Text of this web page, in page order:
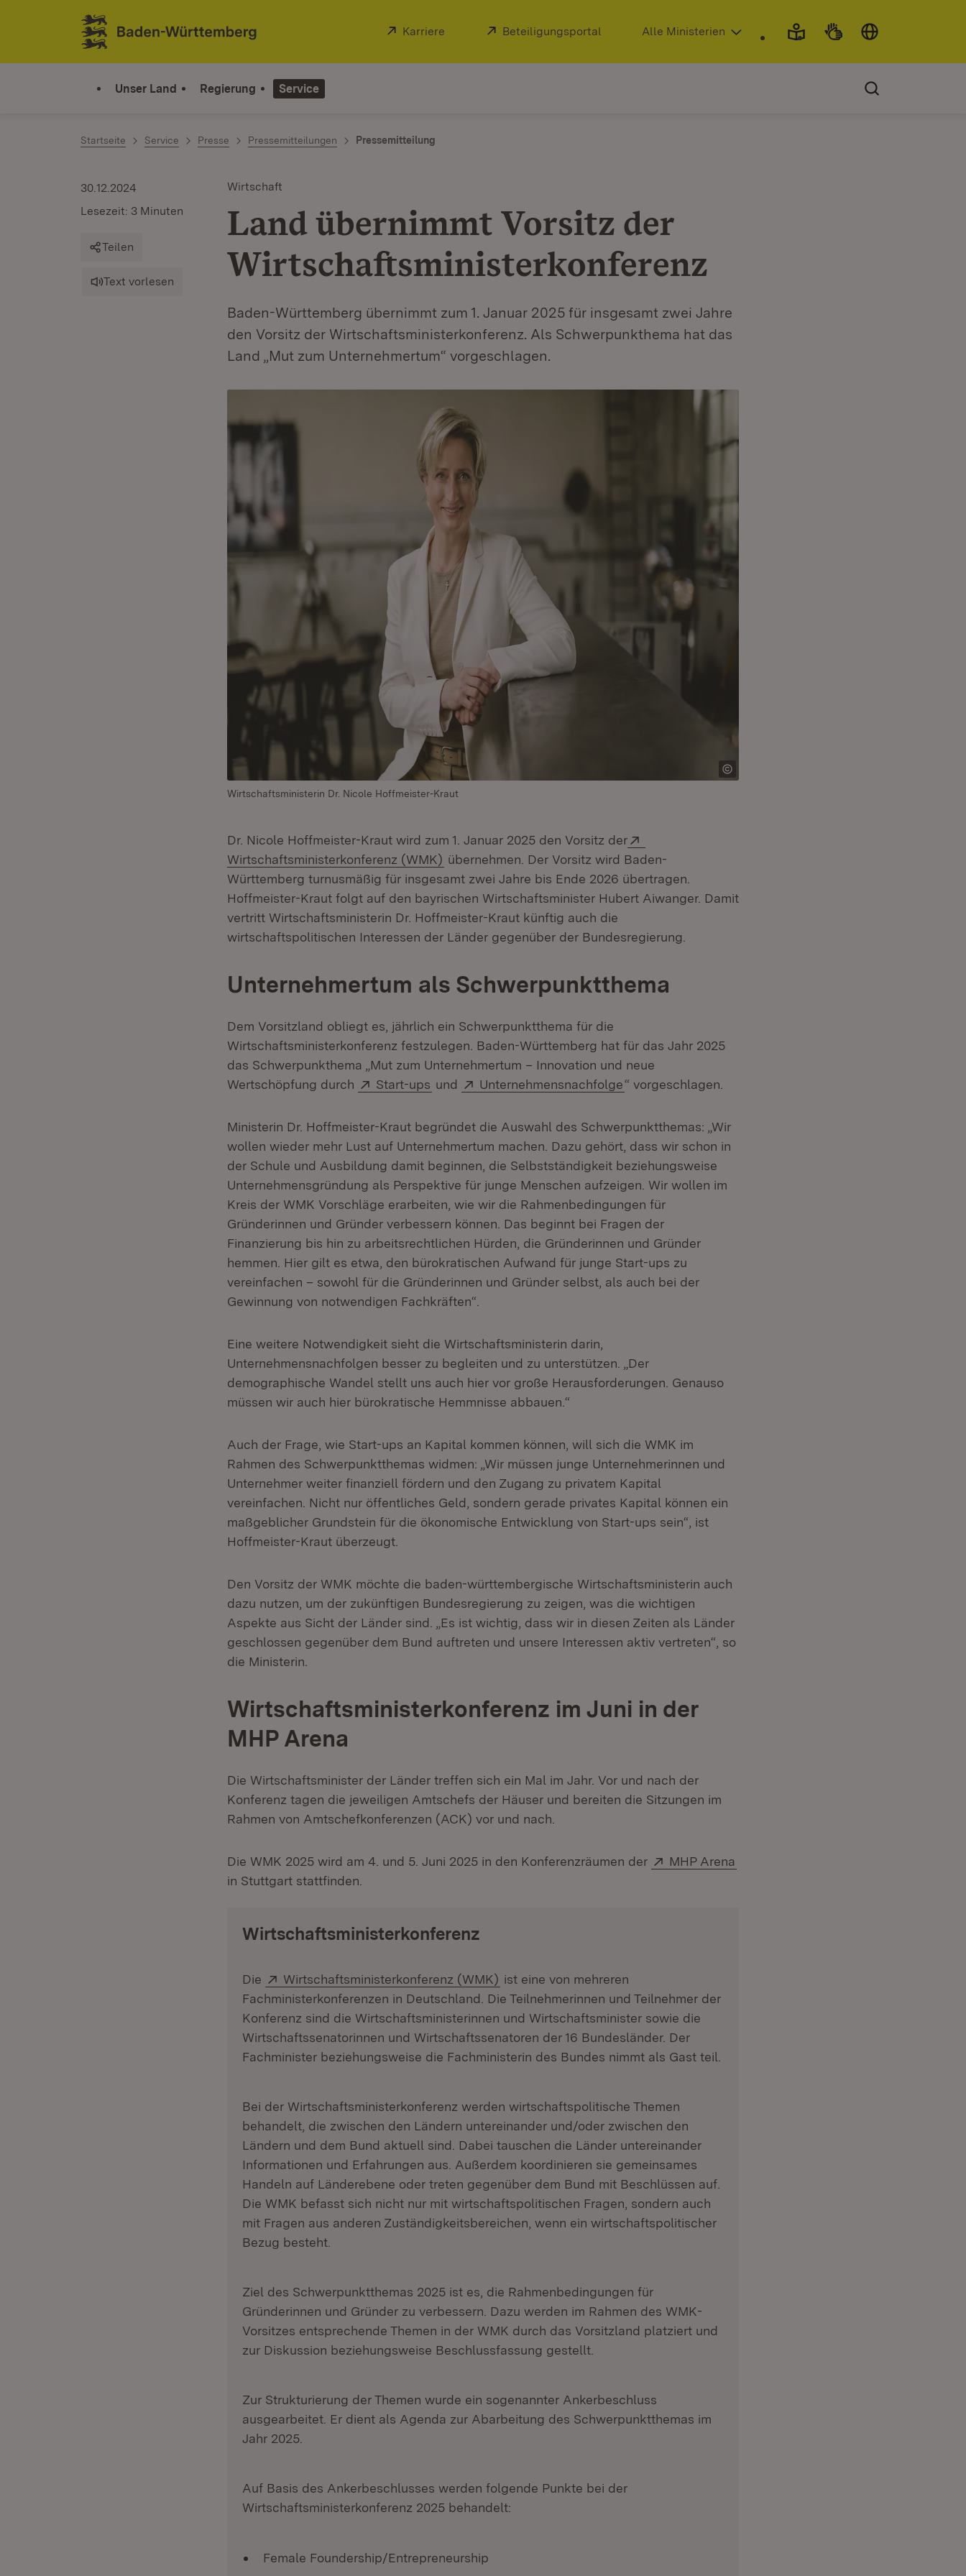
Zum Inhalt springen
Link zur Startseite
Extern:
Karriere (Öffnet in neuem Fenster)
Extern:
Beteiligungsportal (Öffnet in neuem Fenster)
Alle Ministerien
Unser Land Regierung Service
Startseite Service Presse Pressemitteilungen Pressemitteilung
Wirtschaft
Land übernimmt Vorsitz der
Wirtschaftsminister­konferenz
Baden-Württemberg übernimmt zum 1. Januar 2025 für insgesamt zwei Jahre
den Vorsitz der Wirtschaftsministerkonferenz. Als Schwerpunkthema hat das
Land „Mut zum Unternehmertum“ vorgeschlagen.
30.12.2024
Lesezeit: 3 Minuten
Teilen
Text vorlesen
Wirtschaftsministerin Dr. Nicole Hoffmeister-Kraut
Dr. Nicole Hoffmeister-Kraut wird zum 1. Januar 2025 den Vorsitz der
Wirtschaftsministerkonferenz (WMK) (Öffnet in neuem Fenster)
übernehmen. Der Vorsitz wird Baden-
Württemberg turnusmäßig für insgesamt zwei Jahre bis Ende 2026 übertragen.
Hoffmeister-Kraut folgt auf den bayrischen Wirtschaftsminister Hubert Aiwanger. Damit
vertritt Wirtschaftsministerin Dr. Hoffmeister-Kraut künftig auch die
wirtschaftspolitischen Interessen der Länder gegenüber der Bundesregierung.
Unternehmertum als Schwerpunktthema
Dem Vorsitzland obliegt es, jährlich ein Schwerpunktthema für die
Wirtschaftsministerkonferenz festzulegen. Baden-Württemberg hat für das Jahr 2025
das Schwerpunkthema „Mut zum Unternehmertum – Innovation und neue
Wertschöpfung durch
Extern:
Start-ups (Öffnet in neuem Fenster)
und Extern:
Unternehmensnachfolge(Öffnet in neuem Fenster)
“ vorgeschlagen.
Ministerin Dr. Hoffmeister-Kraut begründet die Auswahl des Schwerpunktthemas: „Wir
wollen wieder mehr Lust auf Unternehmertum machen. Dazu gehört, dass wir schon in
der Schule und Ausbildung damit beginnen, die Selbstständigkeit beziehungsweise
Unternehmensgründung als Perspektive für junge Menschen aufzeigen. Wir wollen im
Kreis der WMK Vorschläge erarbeiten, wie wir die Rahmenbedingungen für
Gründerinnen und Gründer verbessern können. Das beginnt bei Fragen der
Finanzierung bis hin zu arbeitsrechtlichen Hürden, die Gründerinnen und Gründer
hemmen. Hier gilt es etwa, den bürokratischen Aufwand für junge Start-ups zu
vereinfachen – sowohl für die Gründerinnen und Gründer selbst, als auch bei der
Gewinnung von notwendigen Fachkräften“.
Eine weitere Notwendigkeit sieht die Wirtschaftsministerin darin,
Unternehmensnachfolgen besser zu begleiten und zu unterstützen. „Der
demographische Wandel stellt uns auch hier vor große Herausforderungen. Genauso
müssen wir auch hier bürokratische Hemmnisse abbauen.“
Auch der Frage, wie Start-ups an Kapital kommen können, will sich die WMK im
Rahmen des Schwerpunktthemas widmen: „Wir müssen junge Unternehmerinnen und
Unternehmer weiter finanziell fördern und den Zugang zu privatem Kapital
vereinfachen. Nicht nur öffentliches Geld, sondern gerade privates Kapital können ein
maßgeblicher Grundstein für die ökonomische Entwicklung von Start-ups sein“, ist
Hoffmeister-Kraut überzeugt.
Den Vorsitz der WMK möchte die baden-württembergische Wirtschaftsministerin auch
dazu nutzen, um der zukünftigen Bundesregierung zu zeigen, was die wichtigen
Aspekte aus Sicht der Länder sind. „Es ist wichtig, dass wir in diesen Zeiten als Länder
geschlossen gegenüber dem Bund auftreten und unsere Interessen aktiv vertreten“, so
die Ministerin.
Wirtschaftsministerkonferenz im Juni in der
MHP Arena
Die Wirtschaftsminister der Länder treffen sich ein Mal im Jahr. Vor und nach der
Konferenz tagen die jeweiligen Amtschefs der Häuser und bereiten die Sitzungen im
Rahmen von Amtschefkonferenzen (ACK) vor und nach.
Die WMK 2025 wird am 4. und 5. Juni 2025 in den Konferenzräumen der Extern:
MHP Arena
in Stuttgart stattfinden.
Wirtschaftsministerkonferenz
Die Extern:
Wirtschaftsministerkonferenz (WMK) (Öffnet in neuem Fenster)
ist eine von mehreren
Fachministerkonferenzen in Deutschland. Die Teilnehmerinnen und Teilnehmer der
Konferenz sind die Wirtschaftsministerinnen und Wirtschaftsminister sowie die
Wirtschaftssenatorinnen und Wirtschaftssenatoren der 16 Bundesländer. Der
Fachminister beziehungsweise die Fachministerin des Bundes nimmt als Gast teil.
Bei der Wirtschaftsministerkonferenz werden wirtschaftspolitische Themen
behandelt, die zwischen den Ländern untereinander und/oder zwischen den
Ländern und dem Bund aktuell sind. Dabei tauschen die Länder untereinander
Informationen und Erfahrungen aus. Außerdem koordinieren sie gemeinsames
Handeln auf Länderebene oder treten gegenüber dem Bund mit Beschlüssen auf.
Die WMK befasst sich nicht nur mit wirtschaftspolitischen Fragen, sondern auch
mit Fragen aus anderen Zuständigkeitsbereichen, wenn ein wirtschaftspolitischer
Bezug besteht.
Ziel des Schwerpunktthemas 2025 ist es, die Rahmenbedingungen für
Gründerinnen und Gründer zu verbessern. Dazu werden im Rahmen des WMK-
Vorsitzes entsprechende Themen in der WMK durch das Vorsitzland platziert und
zur Diskussion beziehungsweise Beschlussfassung gestellt.
Zur Strukturierung der Themen wurde ein sogenannter Ankerbeschluss
ausgearbeitet. Er dient als Agenda zur Abarbeitung des Schwerpunktthemas im
Jahr 2025.
Auf Basis des Ankerbeschlusses werden folgende Punkte bei der
Wirtschaftsministerkonferenz 2025 behandelt:
Female Foundership/Entrepreneurship